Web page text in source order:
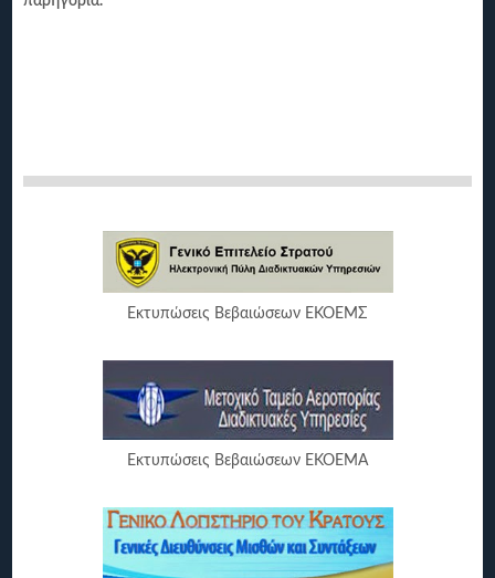
Εκτυπώσεις Βεβαιώσεων ΕΚΟΕΜΣ
Εκτυπώσεις Βεβαιώσεων ΕΚΟΕΜΑ